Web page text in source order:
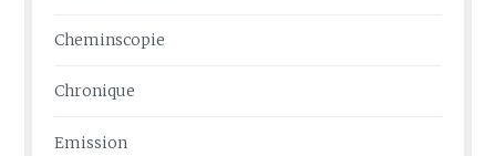
Cheminscopie
Chronique
Emission